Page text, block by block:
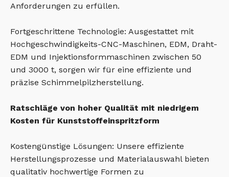
Anforderungen zu erfüllen.
Fortgeschrittene Technologie: Ausgestattet mit
Hochgeschwindigkeits-CNC-Maschinen, EDM, Draht-
EDM und Injektionsformmaschinen zwischen 50
und 3000 t, sorgen wir für eine effiziente und
präzise Schimmelpilzherstellung.
Ratschläge von hoher Qualität mit niedrigem
Kosten für Kunststoffeinspritzform
Kostengünstige Lösungen: Unsere effiziente
Herstellungsprozesse und Materialauswahl bieten
qualitativ hochwertige Formen zu